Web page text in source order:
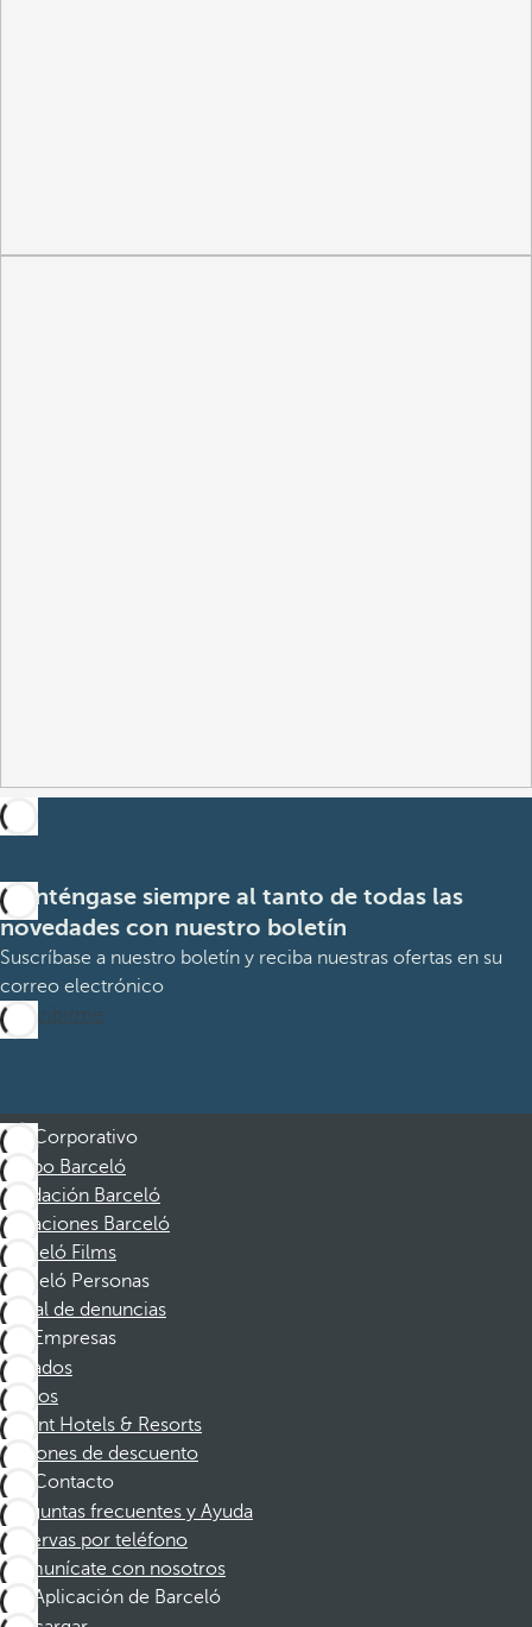
Manténgase siempre al tanto de todas las
novedades con nuestro boletín
Suscríbase a nuestro boletín y reciba nuestras ofertas en su
correo electrónico
Suscribirme
Corporativo
Grupo Barceló
Fundación Barceló
Vacaciones Barceló
Barceló Films
Barceló Personas
Canal de denuncias
Empresas
Afiliados
Socios
Dorint Hotels & Resorts
Cupones de descuento
Contacto
Preguntas frecuentes y Ayuda
Reservas por teléfono
Comunícate con nosotros
Aplicación de Barceló